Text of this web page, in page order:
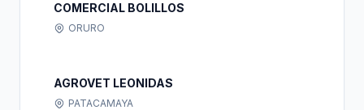
COMERCIAL BOLILLOS
ORURO
AGROVET LEONIDAS
PATACAMAYA